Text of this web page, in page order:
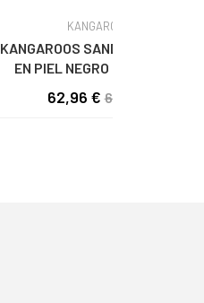
KANGAROOS
KANGAROOS SANDALIAS 1003-1
EN PIEL NEGRO NEGROPIEL
62,96 €69,95 €